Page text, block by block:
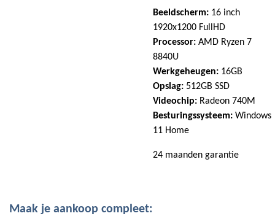
Beeldscherm: 16 inch
1920x1200 FullHD
Processor: AMD Ryzen 7
8840U
Werkgeheugen: 16GB
Opslag: 512GB SSD
Videochip: Radeon 740M
Besturingssysteem: Windows
11 Home
24 maanden garantie
Maak je aankoop compleet: